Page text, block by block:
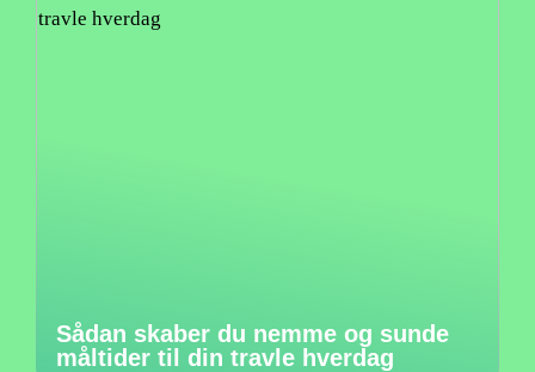
Sådan skaber du nemme og sunde
måltider til din travle hverdag